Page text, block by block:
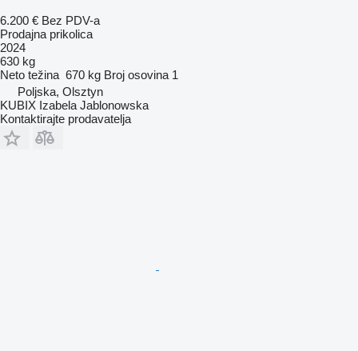
6.200 € Bez PDV-a
Prodajna prikolica
2024
630 kg
Neto težina 670 kg Broj osovina 1
Poljska, Olsztyn
KUBIX Izabela Jablonowska
Kontaktirajte prodavatelja